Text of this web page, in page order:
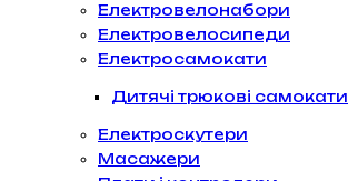
Електровелонабори
Електровелосипеди
Електросамокати
Дитячі трюкові самокати
Електроскутери
Масажери